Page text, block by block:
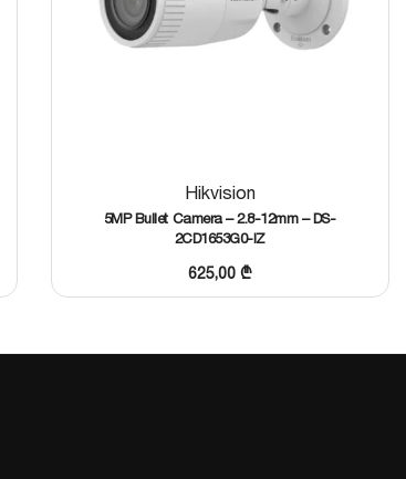
Hikvision
5MP Bullet Camera – 2.8-12mm – DS-
2CD1653G0-IZ
625,00 ₾